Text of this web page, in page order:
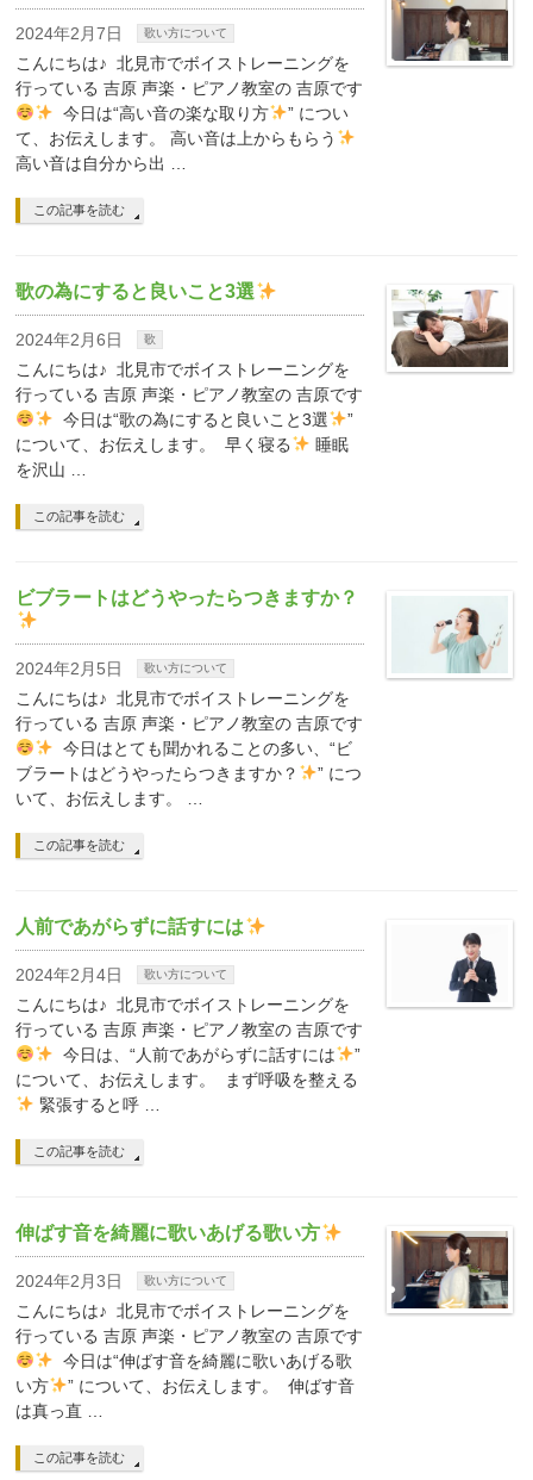
2024年2月7日 歌い方について
こんにちは♪ 北見市でボイストレーニングを
行っている 吉原 声楽・ピアノ教室の 吉原です
今日は“高い音の楽な取り方
” につい
て、お伝えします。 高い音は上からもらう
高い音は自分から出 …
この記事を読む
歌の為にすると良いこと3選
2024年2月6日 歌
こんにちは♪ 北見市でボイストレーニングを
行っている 吉原 声楽・ピアノ教室の 吉原です
今日は“歌の為にすると良いこと3選
”
について、お伝えします。 早く寝る
睡眠
を沢山 …
この記事を読む
ビブラートはどうやったらつきますか？
2024年2月5日 歌い方について
こんにちは♪ 北見市でボイストレーニングを
行っている 吉原 声楽・ピアノ教室の 吉原です
今日はとても聞かれることの多い、“ビ
ブラートはどうやったらつきますか？
” につ
いて、お伝えします。 …
この記事を読む
人前であがらずに話すには
2024年2月4日 歌い方について
こんにちは♪ 北見市でボイストレーニングを
行っている 吉原 声楽・ピアノ教室の 吉原です
今日は、“人前であがらずに話すには
”
について、お伝えします。 まず呼吸を整える
緊張すると呼 …
この記事を読む
伸ばす音を綺麗に歌いあげる歌い方
2024年2月3日 歌い方について
こんにちは♪ 北見市でボイストレーニングを
行っている 吉原 声楽・ピアノ教室の 吉原です
今日は“伸ばす音を綺麗に歌いあげる歌
い方
” について、お伝えします。 伸ばす音
は真っ直 …
この記事を読む